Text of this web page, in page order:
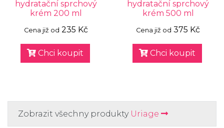
hydratační sprchový
krém 200 ml
Cena již od 235 Kč
Chci koupit
hydratační sprchový
krém 500 ml
Cena již od 375 Kč
Chci koupit
Zobrazit všechny produkty Uriage